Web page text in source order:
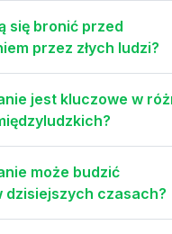
się bronić przed
przez złych ludzi?
jest kluczowe w
może budzić
dzisiejszych czasach?